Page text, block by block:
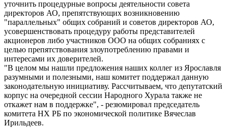
уточнить процедурные вопросы деятельности совета
директоров АО, препятствующих возникновению
"параллельных" общих собраний и советов директоров АО,
усовершенствовать процедуру работы представителей
акционеров либо участников ООО на общих собраниях с
целью препятствования злоупотреблению правами и
интересами их доверителей.
"В целом мы нашли предложения наших коллег из Ярославля
разумными и полезными, наш комитет поддержал данную
законодательную инициативу. Рассчитываем, что депутатский
корпус на очередной сессии Народного Хурала также не
откажет нам в поддержке", - резюмировал председатель
комитета НХ РБ по экономической политике Вячеслав
Ирильдеев.